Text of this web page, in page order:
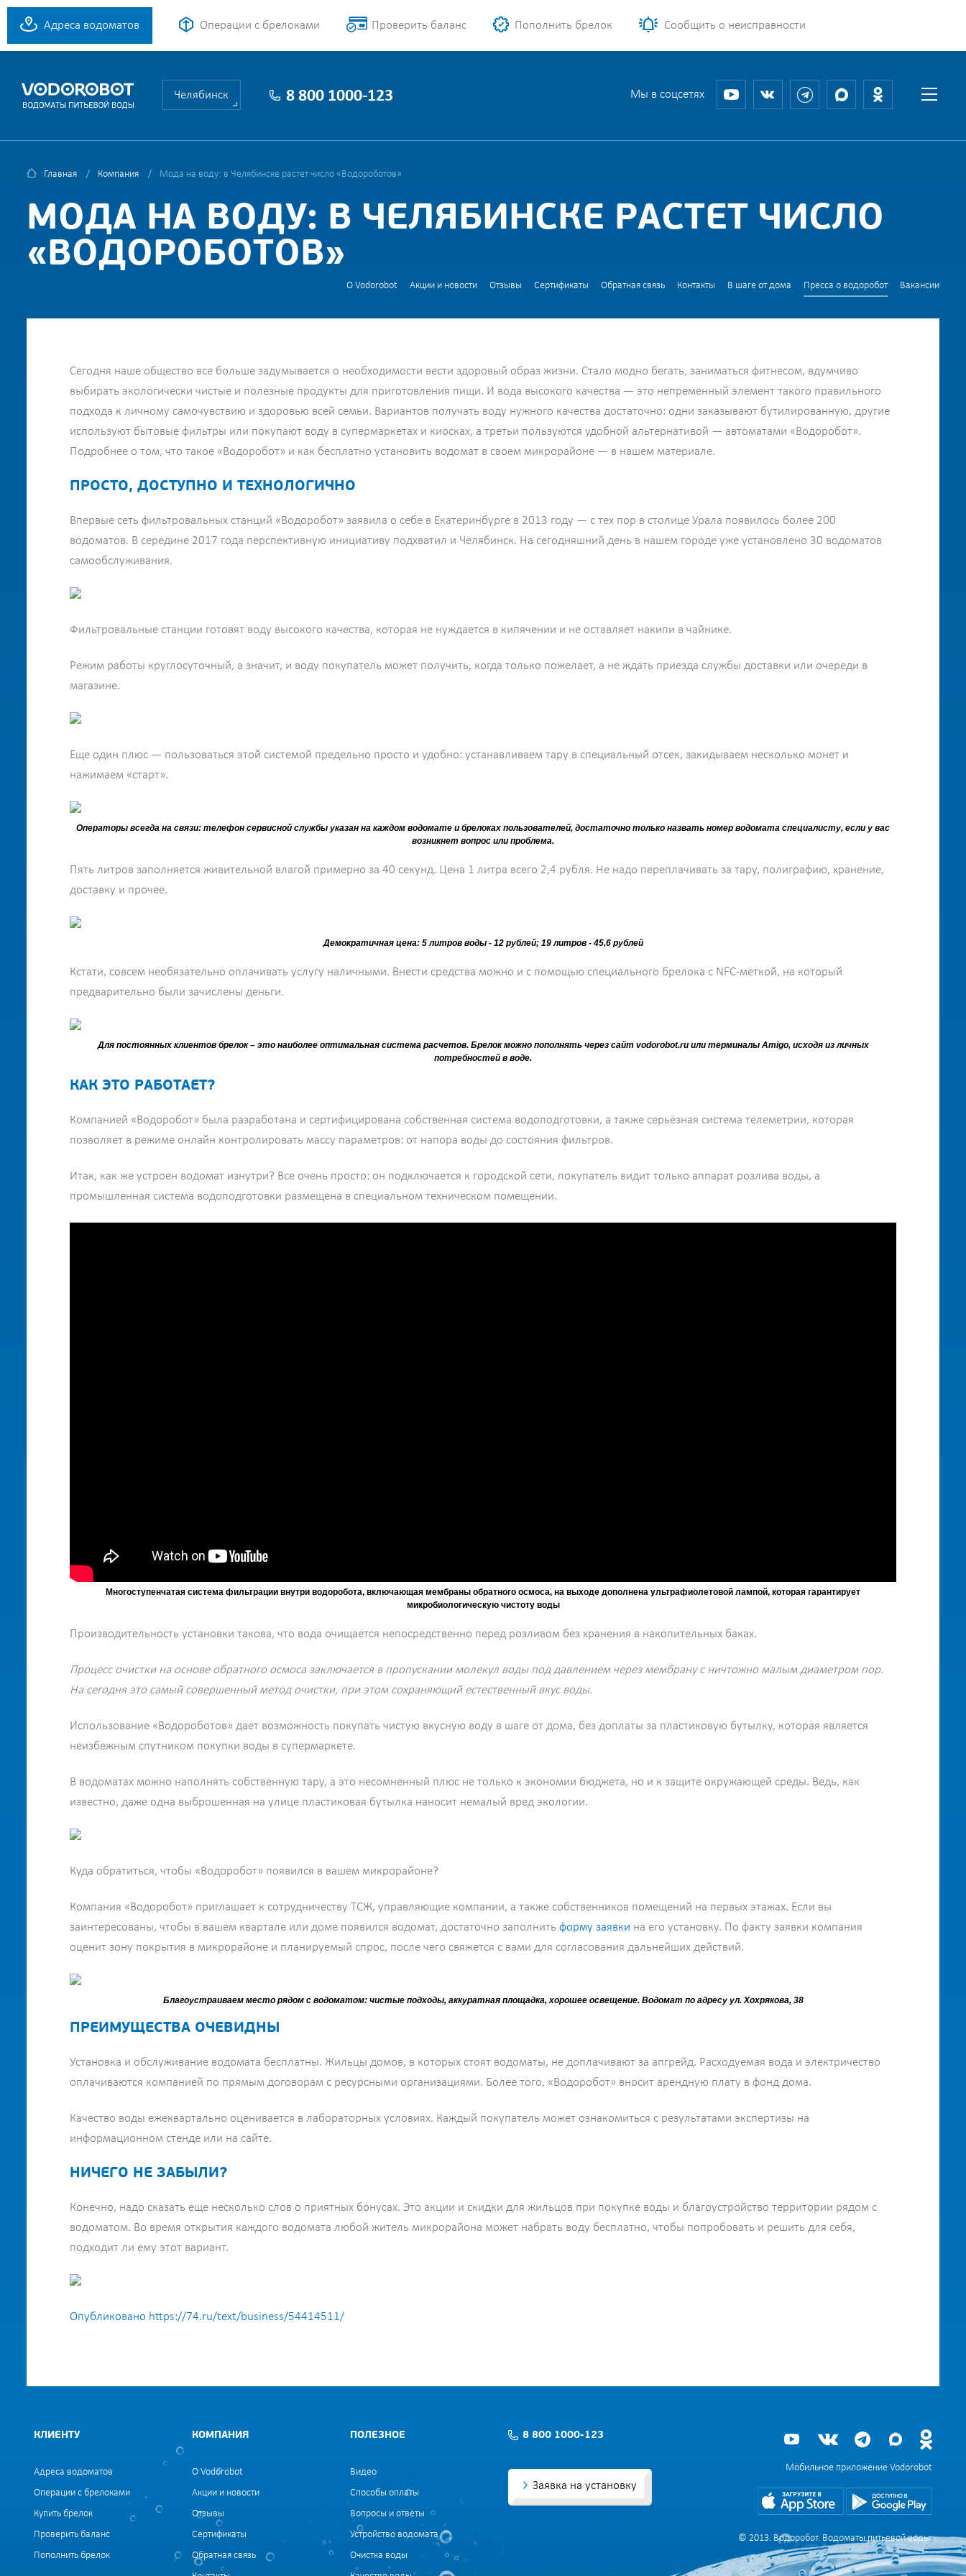
Адреса водоматов Операции с брелоками Проверить баланс Пополнить брелок Сообщить о неисправности
Челябинск 8 800 1000-123 Мы в соцсетях
Главная Компания Мода на воду: в Челябинске растет число «Водороботов»
МОДА НА ВОДУ: В ЧЕЛЯБИНСКЕ РАСТЕТ ЧИСЛО
«ВОДОРОБОТОВ»
О Vodorobot Акции и новости Отзывы Сертификаты Обратная связь Контакты В шаге от дома Пресса о водоробот Вакансии
Сегодня наше общество все больше задумывается о необходимости вести здоровый образ жизни. Стало модно бегать, заниматься фитнесом, вдумчиво
выбирать экологически чистые и полезные продукты для приготовления пищи. И вода высокого качества — это непременный элемент такого правильного
подхода к личному самочувствию и здоровью всей семьи. Вариантов получать воду нужного качества достаточно: одни заказывают бутилированную, другие
используют бытовые фильтры или покупают воду в супермаркетах и киосках, а третьи пользуются удобной альтернативой — автоматами «Водоробот».
Подробнее о том, что такое «Водоробот» и как бесплатно установить водомат в своем микрорайоне — в нашем материале.
ПРОСТО, ДОСТУПНО И ТЕХНОЛОГИЧНО
Впервые сеть фильтровальных станций «Водоробот» заявила о себе в Екатеринбурге в 2013 году — с тех пор в столице Урала появилось более 200
водоматов. В середине 2017 года перспективную инициативу подхватил и Челябинск. На сегодняшний день в нашем городе уже установлено 30 водоматов
самообслуживания.
Фильтровальные станции готовят воду высокого качества, которая не нуждается в кипячении и не оставляет накипи в чайнике.
Режим работы круглосуточный, а значит, и воду покупатель может получить, когда только пожелает, а не ждать приезда службы доставки или очереди в
магазине.
Еще один плюс — пользоваться этой системой предельно просто и удобно: устанавливаем тару в специальный отсек, закидываем несколько монет и
нажимаем «старт».
Операторы всегда на связи: телефон сервисной службы указан на каждом водомате и брелоках пользователей, достаточно только назвать номер водомата специалисту, если у вас
возникнет вопрос или проблема.
Пять литров заполняется живительной влагой примерно за 40 секунд. Цена 1 литра всего 2,4 рубля. Не надо переплачивать за тару, полиграфию, хранение,
доставку и прочее.
Демократичная цена: 5 литров воды - 12 рублей; 19 литров - 45,6 рублей
Кстати, совсем необязательно оплачивать услугу наличными. Внести средства можно и с помощью специального брелока с NFC-меткой, на который
предварительно были зачислены деньги.
Для постоянных клиентов брелок – это наиболее оптимальная система расчетов. Брелок можно пополнять через сайт vodorobot.ru или терминалы Amigo, исходя из личных
потребностей в воде.
КАК ЭТО РАБОТАЕТ?
Компанией «Водоробот» была разработана и сертифицирована собственная система водоподготовки, а также серьёзная система телеметрии, которая
позволяет в режиме онлайн контролировать массу параметров: от напора воды до состояния фильтров.
Итак, как же устроен водомат изнутри? Все очень просто: он подключается к городской сети, покупатель видит только аппарат розлива воды, а
промышленная система водоподготовки размещена в специальном техническом помещении.
Многоступенчатая система фильтрации внутри водоробота, включающая мембраны обратного осмоса, на выходе дополнена ультрафиолетовой лампой, которая гарантирует
микробиологическую чистоту воды
Производительность установки такова, что вода очищается непосредственно перед розливом без хранения в накопительных баках.
Процесс очистки на основе обратного осмоса заключается в пропускании молекул воды под давлением через мембрану с ничтожно малым диаметром пор.
На сегодня это самый совершенный метод очистки, при этом сохраняющий естественный вкус воды.
Использование «Водороботов» дает возможность покупать чистую вкусную воду в шаге от дома, без доплаты за пластиковую бутылку, которая является
неизбежным спутником покупки воды в супермаркете.
В водоматах можно наполнять собственную тару, а это несомненный плюс не только к экономии бюджета, но и к защите окружающей среды. Ведь, как
известно, даже одна выброшенная на улице пластиковая бутылка наносит немалый вред экологии.
Куда обратиться, чтобы «Водоробот» появился в вашем микрорайоне?
Компания «Водоробот» приглашает к сотрудничеству ТСЖ, управляющие компании, а также собственников помещений на первых этажах. Если вы
заинтересованы, чтобы в вашем квартале или доме появился водомат, достаточно заполнить форму заявки на его установку. По факту заявки компания
оценит зону покрытия в микрорайоне и планируемый спрос, после чего свяжется с вами для согласования дальнейших действий.
Благоустраиваем место рядом с водоматом: чистые подходы, аккуратная площадка, хорошее освещение. Водомат по адресу ул. Хохрякова, 38
ПРЕИМУЩЕСТВА ОЧЕВИДНЫ
Установка и обслуживание водомата бесплатны. Жильцы домов, в которых стоят водоматы, не доплачивают за апгрейд. Расходуемая вода и электричество
оплачиваются компанией по прямым договорам с ресурсными организациями. Более того, «Водоробот» вносит арендную плату в фонд дома.
Качество воды ежеквартально оценивается в лабораторных условиях. Каждый покупатель может ознакомиться с результатами экспертизы на
информационном стенде или на сайте.
НИЧЕГО НЕ ЗАБЫЛИ?
Конечно, надо сказать еще несколько слов о приятных бонусах. Это акции и скидки для жильцов при покупке воды и благоустройство территории рядом с
водоматом. Во время открытия каждого водомата любой житель микрорайона может набрать воду бесплатно, чтобы попробовать и решить для себя,
подходит ли ему этот вариант.
Опубликовано https://74.ru/text/business/54414511/
КЛИЕНТУ
Адреса водоматов
Операции с брелоками
Купить брелок
Проверить баланс
Пополнить брелок
КОМПАНИЯ
О Vodorobot
Акции и новости
Отзывы
Сертификаты
Обратная связь
ПОЛЕЗНОЕ
Видео
Способы оплаты
Вопросы и ответы
Устройство водомата
Очистка воды
8 800 1000-123
Заявка на установку
Мобильное приложение Vodorobot
© 2013. Водоробот. Водоматы питьевой воды.